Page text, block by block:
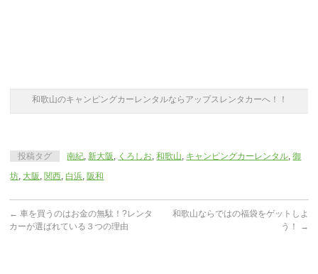
和歌山のキャンピングカーレンタルならアップスレンタカーへ！！
投稿タグ 南紀, 新大阪 , くろしお,和歌山, キャンピングカーレンタル,御
坊, 大阪 , 関西, 白浜, 阪和
← 車を買うのはお金の無駄！?レンタ
カーが選ばれている３つの理由
和歌山ならではの福袋をゲットしよ
う！
→